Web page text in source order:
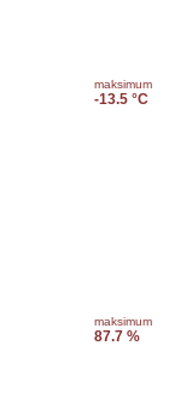
maksimum
-13.5 °C
maksimum
87.7 %